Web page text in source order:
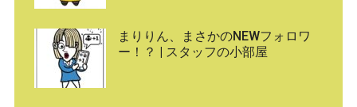
まりりん、まさかのNEWフォロワ
ー！？ | スタッフの小部屋